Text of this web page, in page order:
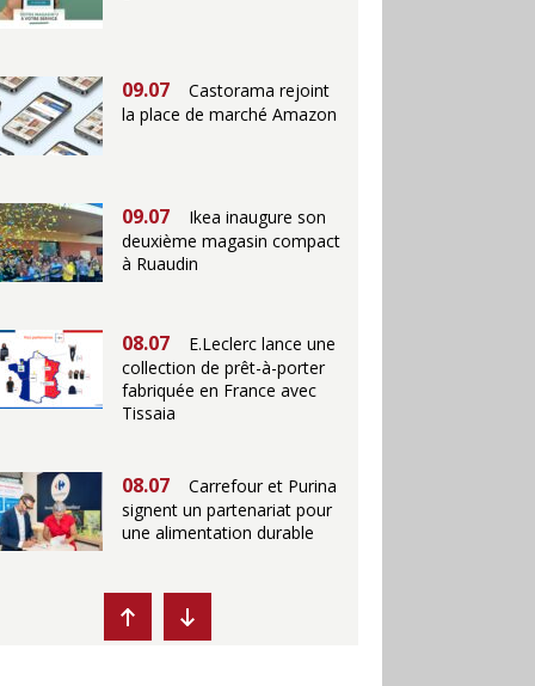
09.07
Castorama rejoint
la place de marché Amazon
09.07
Ikea inaugure son
deuxième magasin compact
à Ruaudin
08.07
E.Leclerc lance une
collection de prêt-à-porter
fabriquée en France avec
Tissaia
08.07
Carrefour et Purina
signent un partenariat pour
une alimentation durable
07.07
Ikea propose des
"Escales fraîcheur" en